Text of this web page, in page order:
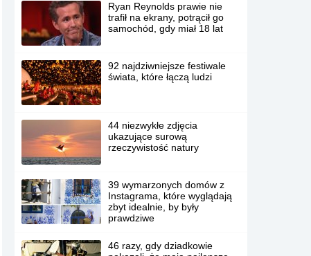
Ryan Reynolds prawie nie
trafił na ekrany, potrącił go
samochód, gdy miał 18 lat
92 najdziwniejsze festiwale
świata, które łączą ludzi
44 niezwykłe zdjęcia
ukazujące surową
rzeczywistość natury
39 wymarzonych domów z
Instagrama, które wyglądają
zbyt idealnie, by były
prawdziwe
46 razy, gdy dziadkowie